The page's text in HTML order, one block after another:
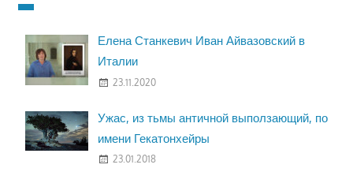
Елена Станкевич Иван Айвазовский в
Италии
23.11.2020
Ужас, из тьмы античной выползающий, по
имени Гекатонхейры
23.01.2018